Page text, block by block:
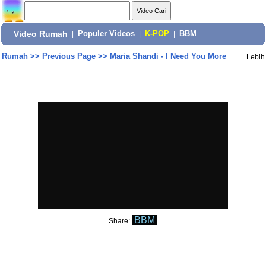
Video Rumah Populer Videos K-POP BBM
Rumah>> Previous Page>> Maria Shandi - I Need You More Lebih
Share: BBM